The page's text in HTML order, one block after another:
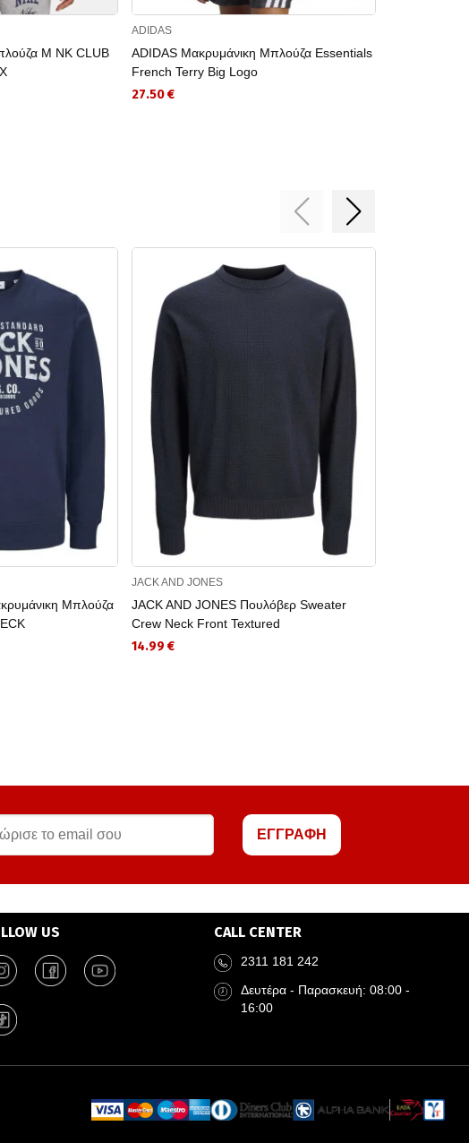
M NK CLUB
ADIDAS
ADIDAS Μακρυμάνικη Μπλούζα Essentials
French Terry Big Logo
27.50 €
Μπλούζα
JACK AND JONES
JACK AND JONES Πουλόβερ Sweater
Crew Neck Front Textured
14.99 €
ΕΓΓΡΑΦΗ
US CALL CENTER
2311 181 242
Δευτέρα - Παρασκευή: 08:00 -
16:00